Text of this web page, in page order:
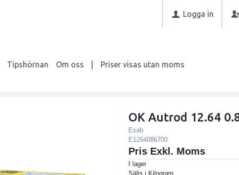
Logga in
Tipshörnan Om oss Priser visas utan moms
OK Autrod 12.64
Esab
E1264086700
Pris Exkl. Moms
I lager
Säljs i Kilogram